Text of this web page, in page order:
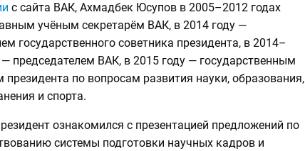
с сайта ВАК, Ахмадбек Юсупов в 2005–2012 годах
учёным секретарём ВАК, в 2014 году —
государственного советника президента, в 2014–
председателем ВАК, в 2015 году — государственным
президента по вопросам развития науки, образования,
и спорта.
ознакомился с презентацией предложений по
системы подготовки научных кадров и